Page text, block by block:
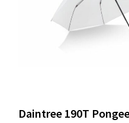
Daintree 190T